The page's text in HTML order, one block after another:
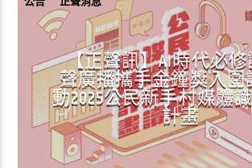
【正聲訊】AI時代必
聲廣播攜手金鐘獎入圍
動2025公民新手村媒體
計畫